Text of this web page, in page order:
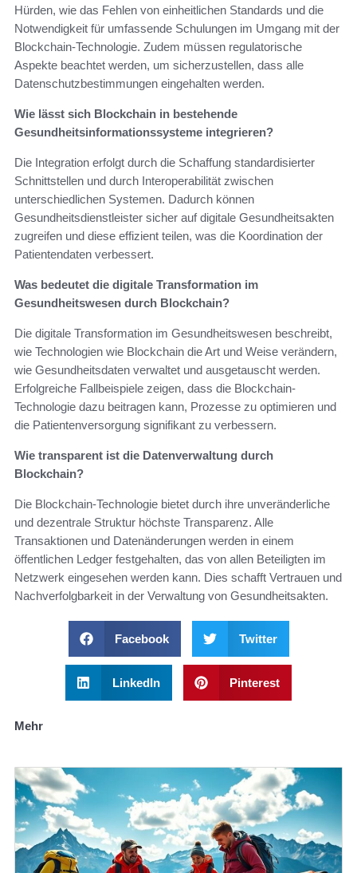
Hürden, wie das Fehlen von einheitlichen Standards und die
Notwendigkeit für umfassende Schulungen im Umgang mit der
Blockchain-Technologie. Zudem müssen regulatorische
Aspekte beachtet werden, um sicherzustellen, dass alle
Datenschutzbestimmungen eingehalten werden.
Wie lässt sich Blockchain in bestehende
Gesundheitsinformationssysteme integrieren?
Die Integration erfolgt durch die Schaffung standardisierter
Schnittstellen und durch Interoperabilität zwischen
unterschiedlichen Systemen. Dadurch können
Gesundheitsdienstleister sicher auf digitale Gesundheitsakten
zugreifen und diese effizient teilen, was die Koordination der
Patientendaten verbessert.
Was bedeutet die digitale Transformation im
Gesundheitswesen durch Blockchain?
Die digitale Transformation im Gesundheitswesen beschreibt,
wie Technologien wie Blockchain die Art und Weise verändern,
wie Gesundheitsdaten verwaltet und ausgetauscht werden.
Erfolgreiche Fallbeispiele zeigen, dass die Blockchain-
Technologie dazu beitragen kann, Prozesse zu optimieren und
die Patientenversorgung signifikant zu verbessern.
Wie transparent ist die Datenverwaltung durch
Blockchain?
Die Blockchain-Technologie bietet durch ihre unveränderliche
und dezentrale Struktur höchste Transparenz. Alle
Transaktionen und Datenänderungen werden in einem
öffentlichen Ledger festgehalten, das von allen Beteiligten im
Netzwerk eingesehen werden kann. Dies schafft Vertrauen und
Nachverfolgbarkeit in der Verwaltung von Gesundheitsakten.
Facebook Twitter
LinkedIn Pinterest
Mehr